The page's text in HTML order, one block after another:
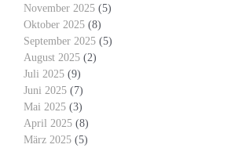
November 2025 (5)
Oktober 2025 (8)
September 2025 (5)
August 2025 (2)
Juli 2025 (9)
Juni 2025 (7)
Mai 2025 (3)
April 2025 (8)
März 2025 (5)